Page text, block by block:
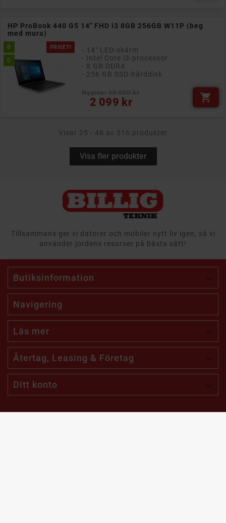
HP ProBook 440 G5 14" FHD i3 8GB 256GB W11P (beg
med mura)
PRISET!
B
C
- 14" LED-skärm
- Intel Core i3-processor
- 8 GB DDR4
- 256 GB SSD-hårddisk
2 099 kr
Pris 
Visar 25 - 48 av 516 produkter
Visa fler produkter
Tillsammans ger vi datorer och mobiler nytt liv igen, så vi
använder jordens resurser på bästa sätt!
Butiksinformation 
Navigering
Läs mer 
Återtag, Leasing & Företag 
Ditt konto 